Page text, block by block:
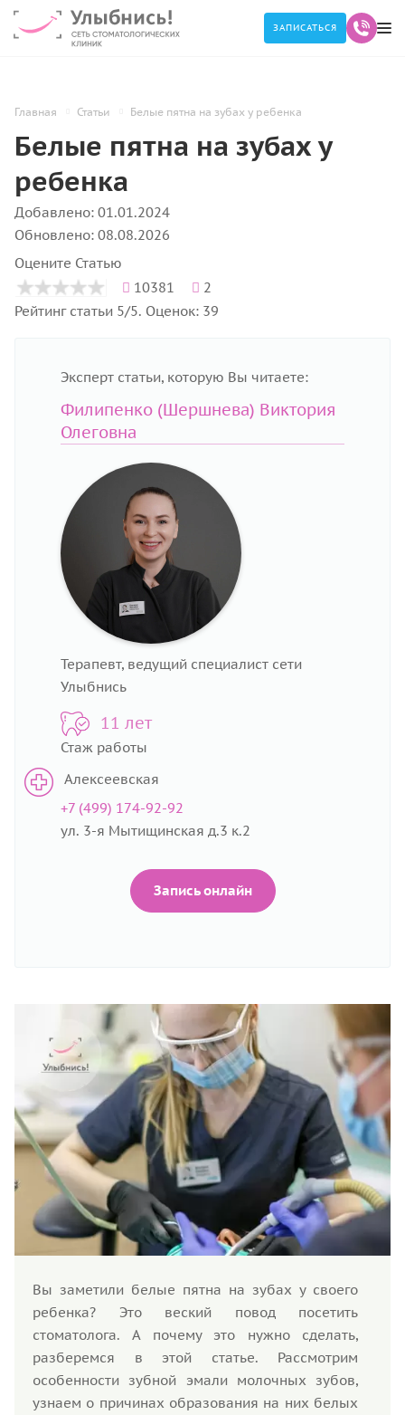
ЗАПИСАТЬСЯ
Главная Статьи Белые пятна на зубах у ребенка
Белые пятна на зубах у
ребенка
Добавлено: 01.01.2024
Обновлено: 08.08.2026
Оцените Статью
10381
2
Рейтинг статьи 5/5. Оценок: 39
Эксперт статьи, которую Вы читаете:
Филипенко (Шершнева) Виктория
Олеговна
Терапевт, ведущий специалист сети
Улыбнись
11 лет
Стаж работы
Алексеевская
+7 (499) 174-92-92
ул. 3-я Мытищинская д.3 к.2
Запись онлайн
Вы заметили белые пятна на зубах у своего
ребенка? Это веский повод посетить
стоматолога. А почему это нужно сделать,
разберемся в этой статье. Рассмотрим
особенности зубной эмали молочных зубов,
узнаем о причинах образования на них белых